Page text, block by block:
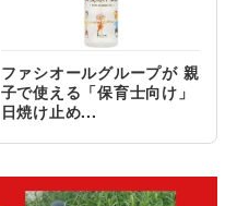
ファシオールグループが 親
子で使える「保育士向け」
日焼け止め...